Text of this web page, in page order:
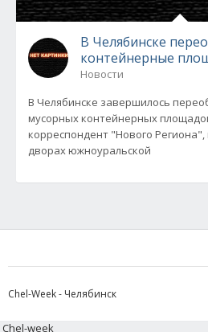
В Челябинске
контейнерные
Новости
В Челябинске завершилось
мусорных контейнерных
корреспондент "Нового
дворах южноуральской
Chel-Week - Челябинск
Chel-week